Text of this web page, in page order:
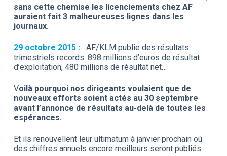
sans cette chemise les licenciements chez AF
auraient fait 3 malheureuses lignes dans les
journaux.
29 octobre 2015 :
AF/KLM publie des résultats
trimestriels records. 898 millions d’euros de résultat
d’exploitation, 480 millions de résultat net…
Voilà pourquoi nos dirigeants voulaient que de
nouveaux efforts soient actés au 30 septembre
avant l’annonce de résultats au-delà de toutes les
espérances.
Et ils renouvellent leur ultimatum à janvier prochain où
des chiffres annuels encore meilleurs seront publiés.